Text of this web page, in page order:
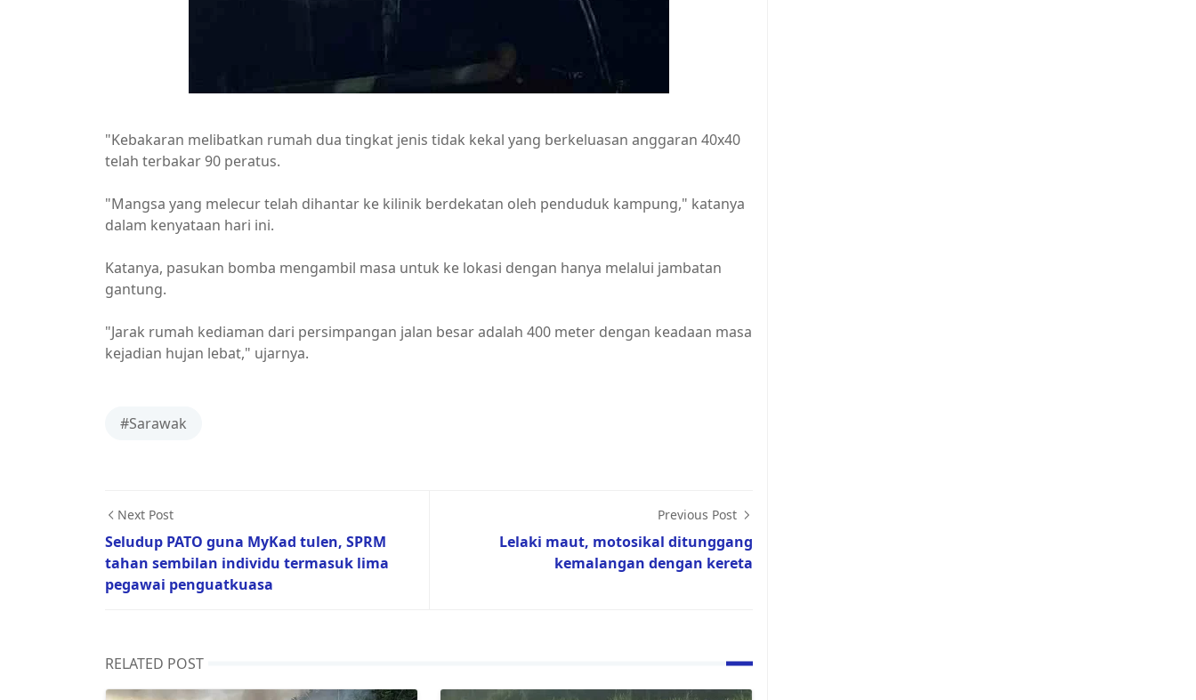
"Kebakaran melibatkan rumah dua tingkat jenis tidak kekal yang berkeluasan anggaran 40x40
telah terbakar 90 peratus.
"Mangsa yang melecur telah dihantar ke kilinik berdekatan oleh penduduk kampung," katanya
dalam kenyataan hari ini.
Katanya, pasukan bomba mengambil masa untuk ke lokasi dengan hanya melalui jambatan
gantung.
"Jarak rumah kediaman dari persimpangan jalan besar adalah 400 meter dengan keadaan masa
kejadian hujan lebat," ujarnya.
#Sarawak
Next Post
Seludup PATO guna MyKad tulen, SPRM
tahan sembilan individu termasuk lima
pegawai penguatkuasa
Previous Post
Lelaki maut, motosikal ditunggang
kemalangan dengan kereta
RELATED POST